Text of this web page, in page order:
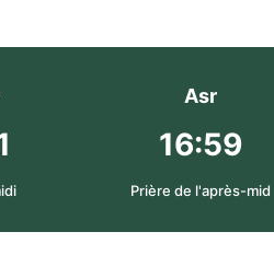
Asr
16:59
Prière de l'après-mid